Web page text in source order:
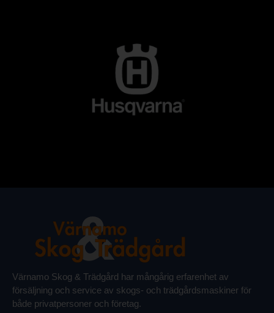
Värnamo Skog & Trädgård har mångårig erfarenhet av
försäljning och service av skogs- och trädgårdsmaskiner för
både privatpersoner och företag.